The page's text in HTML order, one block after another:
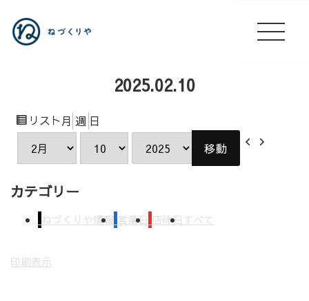
2025.02.10
リスト 表
示
月 週 日
前
次
カテゴリー
ねづくりや情報 営業日 店休日すべて
印刷表示